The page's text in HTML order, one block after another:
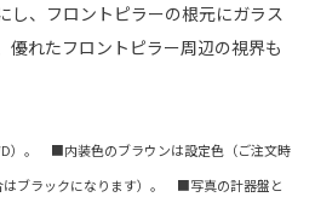
し、フロントピラーの根元にガラス
優れたフロントピラー周辺の視界も
）。 ■内装色のブラウンは設定色（ご注文時
はブラックになります）。 ■写真の計器盤と